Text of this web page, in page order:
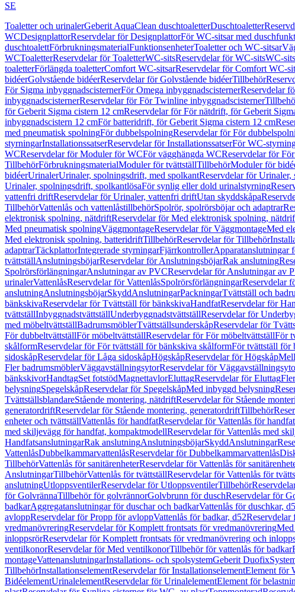
SE
Toaletter och urinalerGeberit AquaClean duschtoaletterDuschtoaletter
WCDesignplattorReservdelar för DesignplattorFör WC-sitsar med
duschtoalettFörbrukningsmaterialFunktionsenheterToaletter och WC-sitsar
WCToaletterReservdelar för ToaletterWC-sitsReservdelar för WC-sitsWC-sits
toaletterFörlängda toaletterComfort WC-sitsarReservdelar för Comfort WC-
bidéerGolvstående bidéerReservdelar för Golvstående bidéerTillbehör
För Sigma inbyggnadscisternerFör Omega inbyggnadscisternerReservdelar
inbyggnadscisternerReservdelar för För Twinline inbyggnadscisterner
för Geberit Sigma cistern 12 cmReservdelar för För nätdrift, för Geberit
inbyggnadscistern 12 cmFör batteridrift, för Geberit Sigma cistern 12 cm
med pneumatisk spolningFör dubbelspolningReservdelar för För
styrningarInstallationssatserReservdelar för InstallationssatserFör WC-
WCReservdelar för Moduler för WCFör vägghängda WCReservdelar för
TillbehörFörbrukningsmaterialModuler för tvättställTillbehörModuler för
bidéerUrinalerUrinaler, spolningsdrift, med spolkantReservdelar för
Urinaler, spolningsdrift, spolkantlösaFör synlig eller dold urinalstyrning
vattenfri driftReservdelar för Urinaler, vattenfri driftUtan skyddskåpa
TillbehörVattenlås och vattenlåstillbehörSpolrör, spolrörsböjar och adaptrar
elektronisk spolning, nätdriftReservdelar för Med elektronisk spolning,
Med pneumatisk spolningVäggmontageReservdelar för VäggmontageMed
Med elektronisk spolning, batteridriftTillbehörReservdelar för Tillbehör
adaptrarTäckplattorIntegrerade styrningarFjärrkontrollerApparatanslutningar
tvättställAnslutningsböjarReservdelar för AnslutningsböjarRak anslutning
SpolrörsförlängningarAnslutningar av PVCReservdelar för Anslutningar av
urinalerVattenlåsReservdelar för VattenlåsSpolrörsförlängningarReservdelar
anslutningAnslutningsböjarSkyddAnslutningarPackningarTvättställ och
bänkskivaReservdelar för Tvättställ för bänkskivaHandfatReservdelar för
tvättställInbyggnadstvättställUnderbyggnadstvättställReservdelar för
med möbeltvättställBadrumsmöblerTvättställsunderskåpReservdelar för
För dubbeltvättställFör möbeltvättställReservdelar för För möbeltvättställFör
skålformReservdelar för För tvättställ för bänkskiva skålformFör tvättställ för
sidoskåpReservdelar för Låga sidoskåpHögskåpReservdelar för Högskåp
Fler badrumsmöblerVäggavställningsytorReservdelar för
bänkskivorHandtagSet fotstödMagnettavlorEluttagReservdelar för Eluttag
belysningSpegelskåpReservdelar för SpegelskåpMed inbyggd belysning
TvättställsblandareStående montering, nätdriftReservdelar för Stående
generatordriftReservdelar för Stående montering, generatordriftTillbehör
enheter och tvättställVattenlås för handfatReservdelar för Vattenlås för handfat
med skiljevägg för handfat, kompaktmodellReservdelar för Vattenlås med
HandfatsanslutningarRak anslutningAnslutningsböjarSkyddAnslutningar
VattenlåsDubbelkammarvattenlåsReservdelar för Dubbelkammarvattenlås
TillbehörVattenlås för sanitärenheterReservdelar för Vattenlås för
AnslutningarTillbehörVattenlås för tvättställReservdelar för Vattenlås för
anslutningUtloppsventilerReservdelar för UtloppsventilerTillbehör
för GolvrännaTillbehör för golvrännorGolvbrunn för duschReservdelar för
badkarAggregatanslutningar för duschar och badkarVattenlås för duschkar,
avloppReservdelar för Propp för avloppVattenlås för badkar, d52Reservdelar
vredmanövreringReservdelar för Komplett frontsats för vredmanövrering
inloppsrörReservdelar för Komplett frontsats för vredmanövrering och
ventilkonorReservdelar för Med ventilkonorTillbehör för vattenlås för badkar
montageVattenanslutningarInstallations- och spolsystemGeberit Duofix
TillbehörInstallationselementReservdelar för InstallationselementElement för
BidéelementUrinalelementReservdelar för UrinalelementElement för